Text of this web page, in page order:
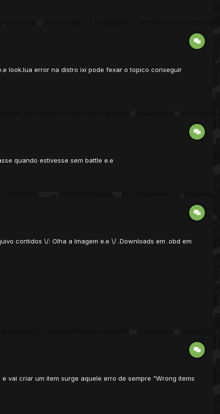
look.lua error na distro ixi pode fexar o topico conseguir
quando estivesse sem battle e.e
contidos \/: Olha a Imagem e.e \/ .Downloads em .obd em
vai criar um item surge aquele erro de sempre "Wrong items